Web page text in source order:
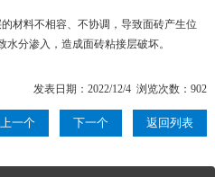
料不相容、不协调，导致面砖产生位
分渗入，造成面砖粘接层破坏。
发表日期：2022/12/4 浏览次数：902
上一个 下一个 返回列表